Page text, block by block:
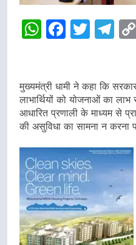
WhatsApp
मुख्यमंत्री धामी ने कहा कि
लाभार्थियों को योजनाओं का
आधारित प्रणाली के माध्यम से
की असुविधा का सामना न करना